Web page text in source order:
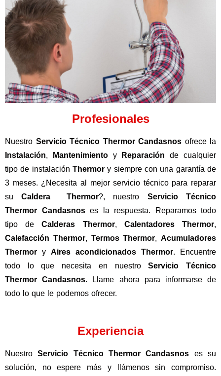
Profesionales
Nuestro Servicio Técnico Thermor Candasnos ofrece la
Instalación, Mantenimientoy Reparación de cualquier
tipo de instalación Thermor y siempre con una garantía de
3 meses. ¿Necesita al mejor servicio técnico para reparar
suCaldera Thermor?, nuestro Servicio Técnico
Thermor Candasnoses la respuesta. Reparamos todo
tipo deCalderas Thermor, Calentadores Thermor,
Calefacción Thermor, Termos Thermor, Acumuladores
Thermor y Aires acondicionados Thermor. Encuentre
todo lo que necesita en nuestroServicio Técnico
Thermor Candasnos. Llame ahora para informarse de
todo lo que le podemos ofrecer.
Experiencia
NuestroServicio Técnico Thermor Candasnos es su
solución, no espere más y llámenos sin compromiso.